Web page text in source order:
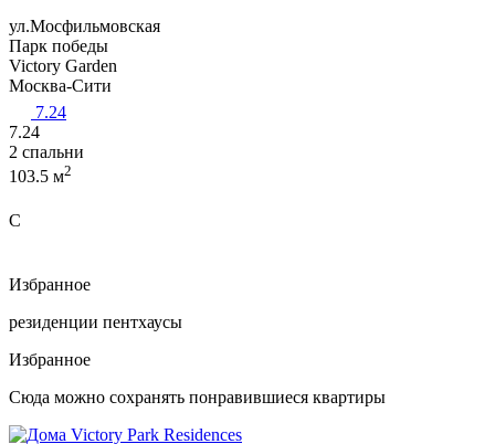
ул.Мосфильмовская
Парк победы
Victory Garden
Москва-Сити
7.24
7.24
2 спальни
103.5 м2
C
Избранное
резиденции пентхаусы
Избранное
Сюда можно сохранять понравившиеся квартиры